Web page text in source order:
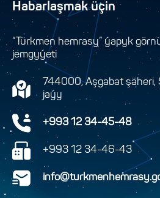
Habarlaşmak üçin
“Türkmen hemrasy” ýapyk
jemgyýeti
744000, Aşgabat şäheri,
jaýy
+993 12 34-45-48
+993 12 34-46-43